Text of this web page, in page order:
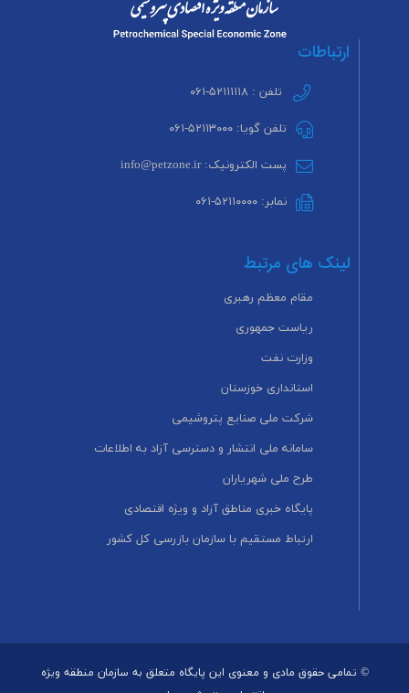
ارتباطات
تلفن : ۵۲۱۱۱۱۱۸-۰۶۱
تلفن گویا: ۵۲۱۱۳۰۰۰-۰۶۱
پست الکترونیک: info@petzone.ir
نمابر: ۵۲۱۱۰۰۰۰-۰۶۱
لینک های مرتبط
مقام معظم رهبری
ریاست جمهوری
وزارت نفت
استانداری خوزستان
شرکت ملی صنایع پتروشیمی
سامانه ملی انتشار و دسترسی آزاد به اطلاعات
طرح ملی شهریاران
پایگاه خبری مناطق آزاد و ویژه اقتصادی
ارتباط مستقیم با سازمان بازرسی کل کشور
© تمامی حقوق مادی و معنوی این پایگاه متعلق به سازمان منطقه ویژه